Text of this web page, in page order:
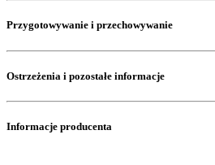
Przygotowywanie i przechowywanie
Ostrzeżenia i pozostałe informacje
Informacje producenta